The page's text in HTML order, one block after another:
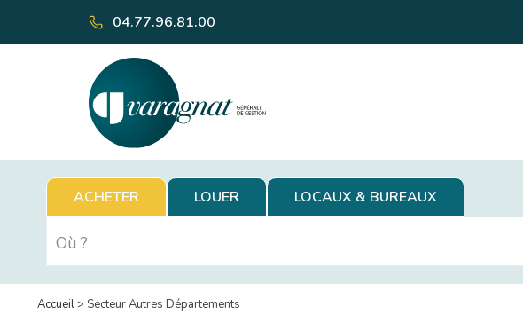
04.77.96.81.00
ACHETER LOUER LOCAUX & BUREAUX
Accueil> Secteur Autres Départements